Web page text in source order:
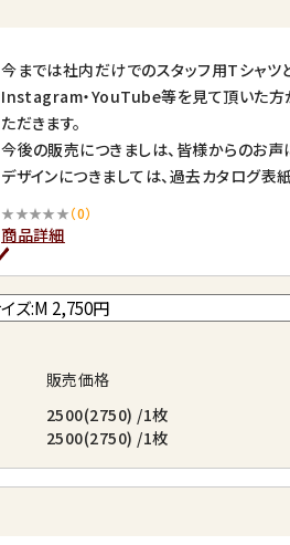
今までは社内だけでのスタッフ用Tシャツ
Instagram・YouTube等を見て頂いた方
ただきます。
今後の販売につきましは、皆様からのお声
デザインにつきましては、過去カタログ表
Ｎｏ．２・・・Vol.23版カタログ表紙
※ご着用後の返品はお受け致しかねます。
※着用サイズ：M
★★★★★（0）
商品詳細
販売価格
2500(2750) /1枚
2500(2750) /1枚